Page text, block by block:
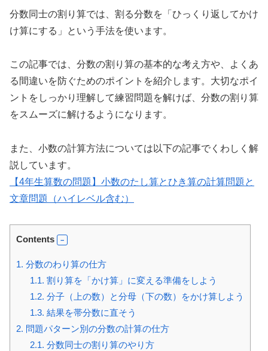
分数同士の割り算では、割る分数を「ひっくり返してかけ
け算にする」という手法を使います。
この記事では、分数の割り算の基本的な考え方や、よくあ
る間違いを防ぐためのポイントを紹介します。大切なポイ
ントをしっかり理解して練習問題を解けば、分数の割り算
をスムーズに解けるようになります。
また、小数の計算方法については以下の記事でくわしく解
説しています。
【4年生算数の問題】小数のたし算とひき算の計算問題と
文章問題（ハイレベル含む）
Contents
1. 分数のわり算の仕方
1.1. 割り算を「かけ算」に変える準備をしよう
1.2. 分子（上の数）と分母（下の数）をかけ算しよう
1.3. 結果を帯分数に直そう
2. 問題パターン別の分数の計算の仕方
2.1. 分数同士の割り算のやり方